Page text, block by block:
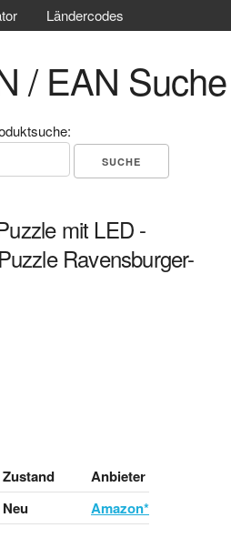
Ländercodes
/ EAN Suche
mit LED -
Ravensburger-
Zustand
Anbieter
Neu Amazon*